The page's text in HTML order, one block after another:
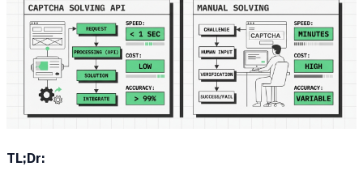
TL;Dr: